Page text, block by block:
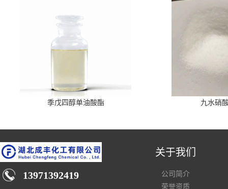
季戊四醇单油酸酯 九水硝
13971392419
关于我们
公司简介
荣誉资质